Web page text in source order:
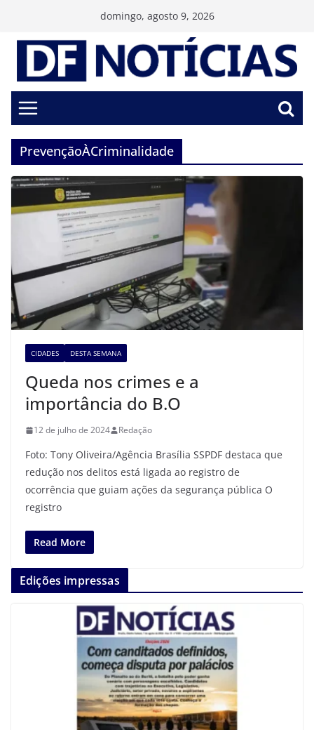
conteúdo
domingo, agosto 9, 2026
PrevençãoÀCriminalidade
CIDADES DESTA SEMANA
Queda nos crimes e a
importância do B.O
12 de julho de 2024 Redação
Foto: Tony Oliveira/Agência Brasília SSPDF destaca que
redução nos delitos está ligada ao registro de
ocorrência que guiam ações da segurança pública O
registro
Read More
Edições impressas